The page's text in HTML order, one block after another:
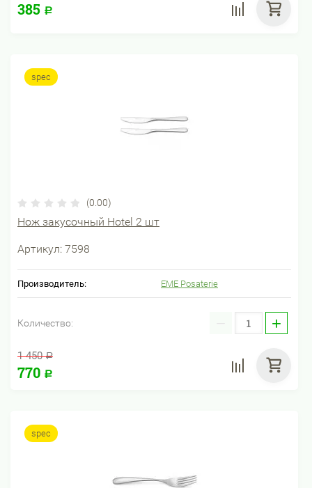
385 Р
spec
(0.00)
Нож закусочный Hotel 2 шт
Артикул: 7598
Производитель: EME Posaterie
Количество: − +
1 450 Р
770 Р
spec